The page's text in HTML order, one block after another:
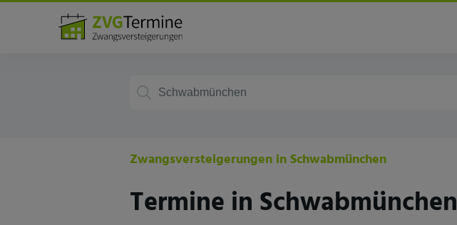
Deutschland
Zwangsversteigerungen in Schwabmünchen
Termine in Schwabmünchen